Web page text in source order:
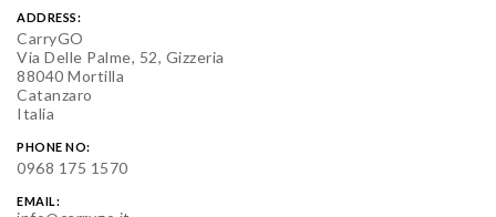
ADDRESS:
CarryGO
Via Delle Palme, 52, Gizzeria
88040 Mortilla
Catanzaro
Italia
PHONE NO:
0968 175 1570
EMAIL: